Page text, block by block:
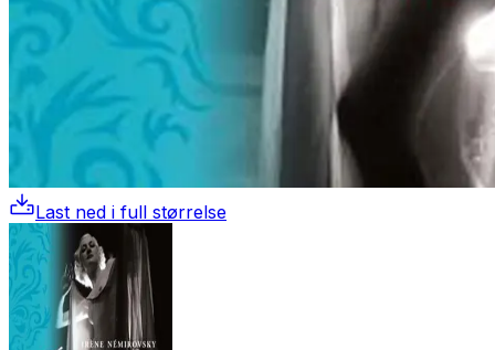
Last ned i full størrelse